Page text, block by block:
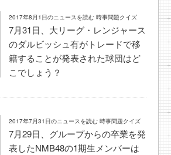
2017年8月1日のニュースを読む 時事問題クイズ
7月31日、大リーグ・レンジャース
のダルビッシュ有がトレードで移
籍することが発表された球団はど
こでしょう？
2017年7月31日のニュースを読む 時事問題クイズ
7月29日、グループからの卒業を発
表したNMB48の1期生メンバーは